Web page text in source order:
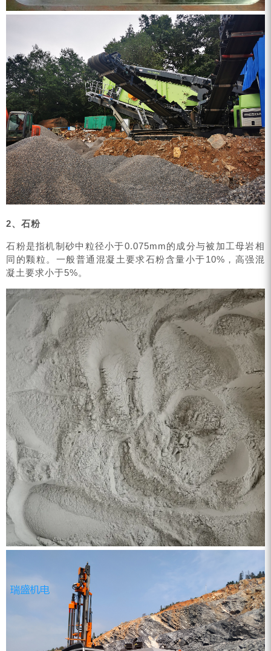
2、石粉
石粉是指机制砂中粒径小于0.075mm的成分与被加工母岩相
同的颗粒。一般普通混凝土要求石粉含量小于10%，高强混
凝土要求小于5%。